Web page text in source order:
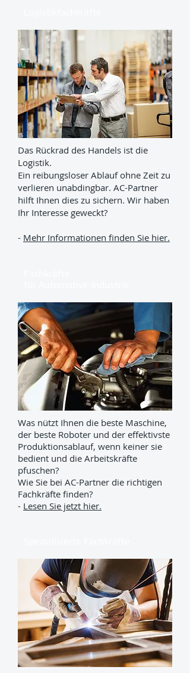
Das Rückrad des Handels ist die
Logistik.
Ein reibungsloser Ablauf ohne Zeit zu
verlieren unabdingbar. AC-Partner
hilft Ihnen dies zu sichern. Wir haben
Ihr Interesse geweckt?
- Mehr Informationen finden Sie hier.
Was nützt Ihnen die beste Maschine,
der beste Roboter und der effektivste
Produktionsablauf, wenn keiner sie
bedient und die Arbeitskräfte
pfuschen?
Wie Sie bei AC-Partner die richtigen
Fachkräfte finden?
- Lesen Sie jetzt hier.